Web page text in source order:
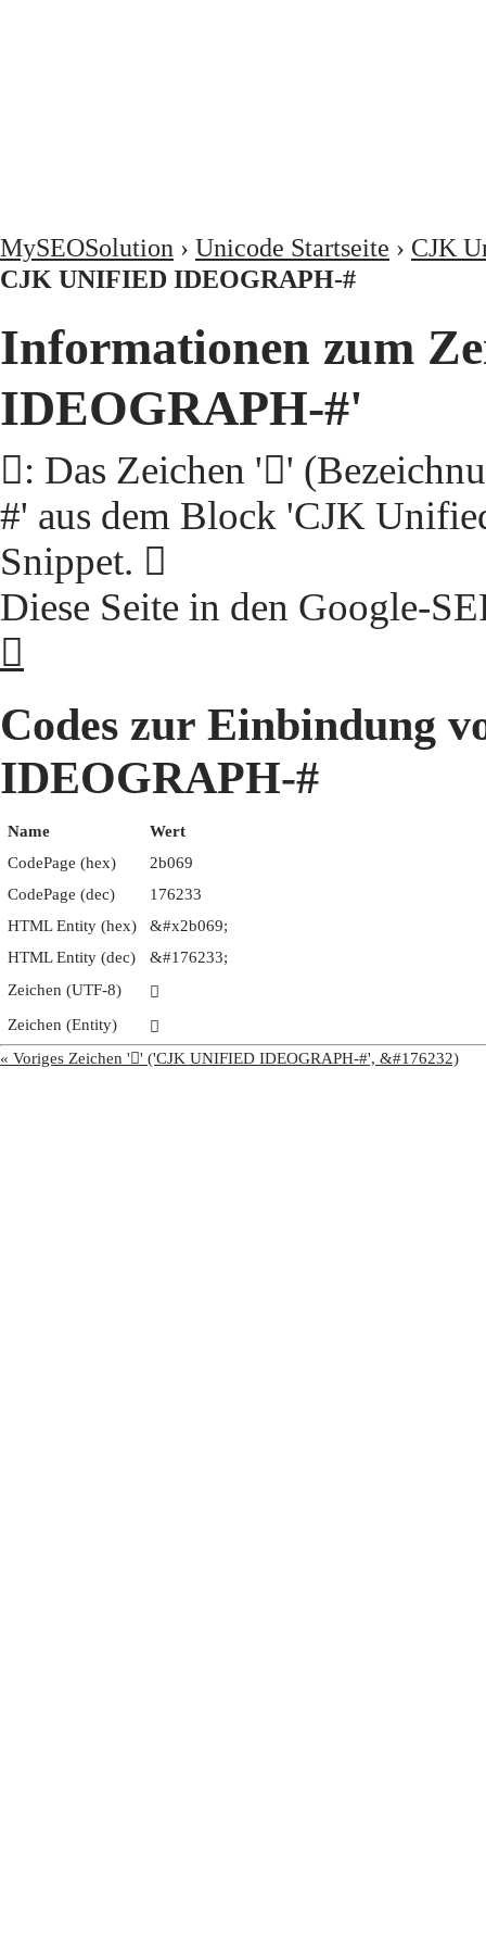
MySEOSolution › Unicode Startseite › CJK
CJK UNIFIED IDEOGRAPH-#
Informationen zum
IDEOGRAPH-#'
𫁩: Das Zeichen '𫁩'
#' aus dem Block 'CJK
Snippet. 𫁩
Diese Seite in den Google-
𫁩
Codes zur Einbindung
IDEOGRAPH-#
Name
Wert
CodePage (hex)
2b069
CodePage (dec)
176233
HTML Entity (hex)
&#x2b069;
HTML Entity (dec)
&#176233;
Zeichen (UTF-8)
𫁩
Zeichen (Entity)
𫁩
« Voriges Zeichen '𫁨' ('CJK UNIFIED IDEOGRAPH-#', &#176232)